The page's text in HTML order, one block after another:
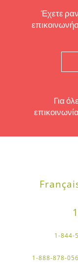
Έχετε
Για
1-844-
1-888-878-